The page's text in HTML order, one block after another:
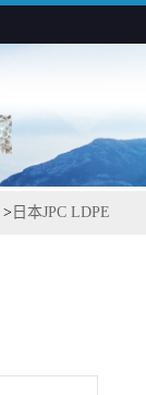
> 日本JPC LDPE